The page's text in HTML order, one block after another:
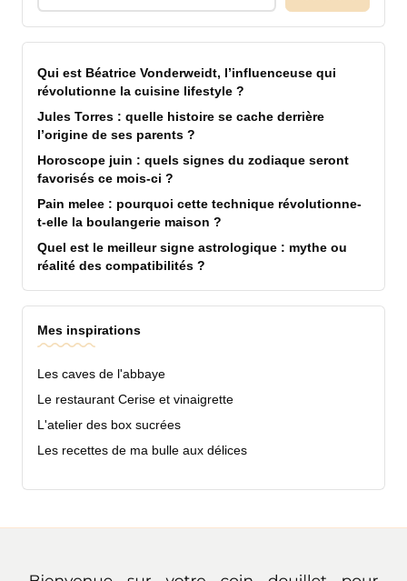
Qui est Béatrice Vonderweidt, l’influenceuse qui
révolutionne la cuisine lifestyle ?
Jules Torres : quelle histoire se cache derrière
l’origine de ses parents ?
Horoscope juin : quels signes du zodiaque seront
favorisés ce mois-ci ?
Pain melee : pourquoi cette technique révolutionne-
t-elle la boulangerie maison ?
Quel est le meilleur signe astrologique : mythe ou
réalité des compatibilités ?
Mes inspirations
Les caves de l'abbaye
Le restaurant Cerise et vinaigrette
L'atelier des box sucrées
Les recettes de ma bulle aux délices